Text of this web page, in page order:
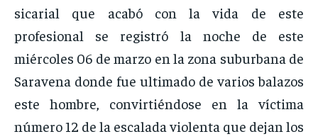
sicarial que acabó con la vida de este
profesional se registró la noche de este
miércoles 06 de marzo en la zona suburbana de
Saravena donde fue ultimado de varios balazos
este hombre, convirtiéndose en la víctima
número 12 de la escalada violenta que dejan los